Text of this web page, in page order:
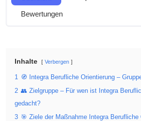
Bewertungen
Inhalte Verbergen
1 🧭 Integra Berufliche Orientierung –
2 👥 Zielgruppe – Für wen ist Integra
gedacht?
3 🎯 Ziele der Maßnahme Integra Berufliche